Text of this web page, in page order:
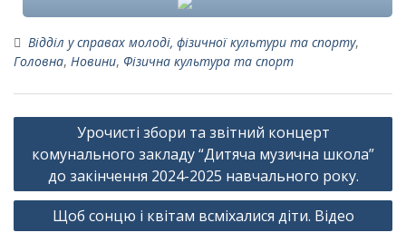
Відділ у справах молоді, фізичної культури та спорту,
Головна, Новини, Фізична культура та спорт
Навігація
записів
Урочисті збори та звітний концерт
комунального закладу “Дитяча музична школа”
до закінчення 2024-2025 навчального року.
Щоб сонцю і квітам всміхалися діти. Відео